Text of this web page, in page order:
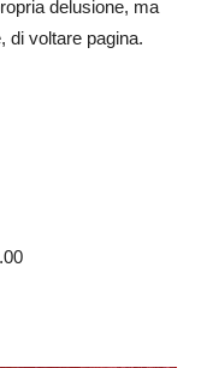
delusione, ma
di voltare pagina.